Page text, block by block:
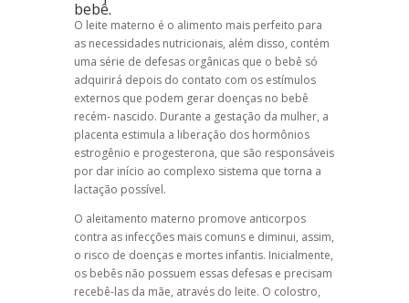
bebê.
O leite materno é o alimento mais perfeito para
as necessidades nutricionais, além disso, contém
uma série de defesas orgânicas que o bebê só
adquirirá depois do contato com os estímulos
externos que podem gerar doenças no bebê
recém- nascido. Durante a gestação da mulher, a
placenta estimula a liberação dos hormônios
estrogênio e progesterona, que são responsáveis
por dar início ao complexo sistema que torna a
lactação possível.
O aleitamento materno promove anticorpos
contra as infecções mais comuns e diminui, assim,
o risco de doenças e mortes infantis. Inicialmente,
os bebês não possuem essas defesas e precisam
recebê-las da mãe, através do leite. O colostro,